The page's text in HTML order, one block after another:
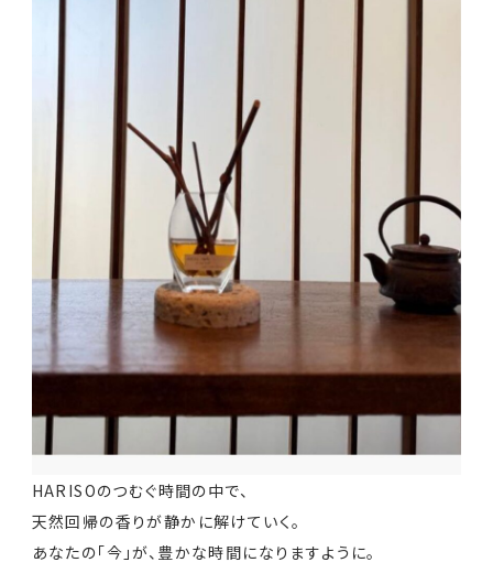
HARISOのつむぐ時間の中で、
天然回帰の香りが静かに解けていく。
あなたの「今」が、豊かな時間になりますように。